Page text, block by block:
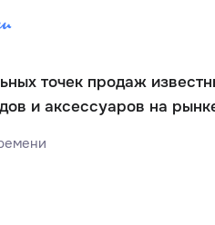
точек продаж
и аксессуаров на